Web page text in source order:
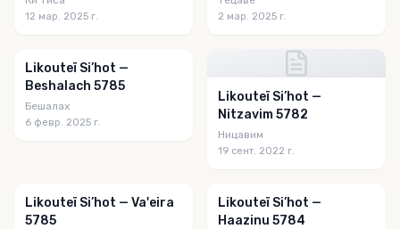
12 мар. 2025 г. 2 мар. 2025 г.
Likouteï Si’hot —
Beshalach 5785
Бешалах
6 февр. 2025 г.
Likouteï Si’hot —
Nitzavim 5782
Ницавим
19 сент. 2022 г.
Likouteï Si’hot — Va'eira
5785
Likouteï Si’hot —
Haazinu 5784